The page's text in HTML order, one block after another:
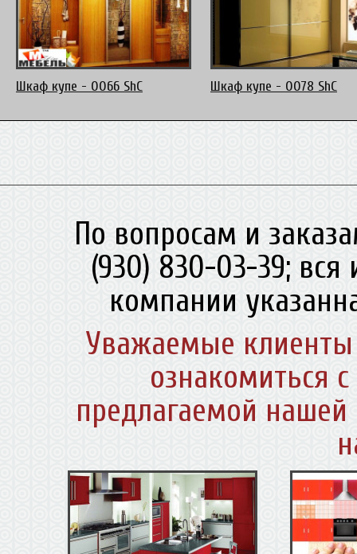
Шкаф купе - 0066 ShC Шкаф купе - 0078 ShC
По вопросам и
(930) 830-03-39;
компании
Уважаемые
ознакомиться
предлагаемой